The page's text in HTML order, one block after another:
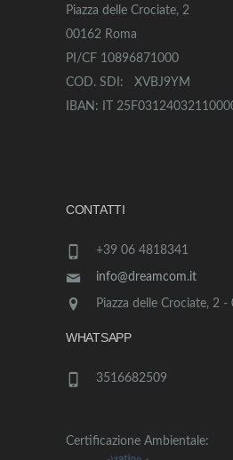
Piazza delle Crociate, 2
00162 Roma
PI/CF 10896871000
COD. SDI: XVBJ9YM
IBAN: IT
CONTATTI
+39 06 4818341
info@dreamcom.it
Piazza delle Crociate, 2
WHATSAPP
3516682509
Certificazione Ambientale: